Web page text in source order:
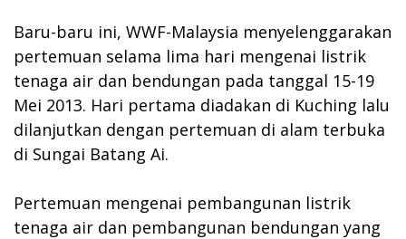
Baru-baru ini, WWF-Malaysia menyelenggarakan
pertemuan selama lima hari mengenai listrik
tenaga air dan bendungan pada tanggal 15-19
Mei 2013. Hari pertama diadakan di Kuching lalu
dilanjutkan dengan pertemuan di alam terbuka
di Sungai Batang Ai.
Pertemuan mengenai pembangunan listrik
tenaga air dan pembangunan bendungan yang